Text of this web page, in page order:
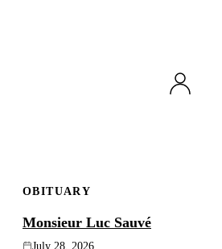
OBITUARY
Monsieur Luc Sauvé
July 28, 2026